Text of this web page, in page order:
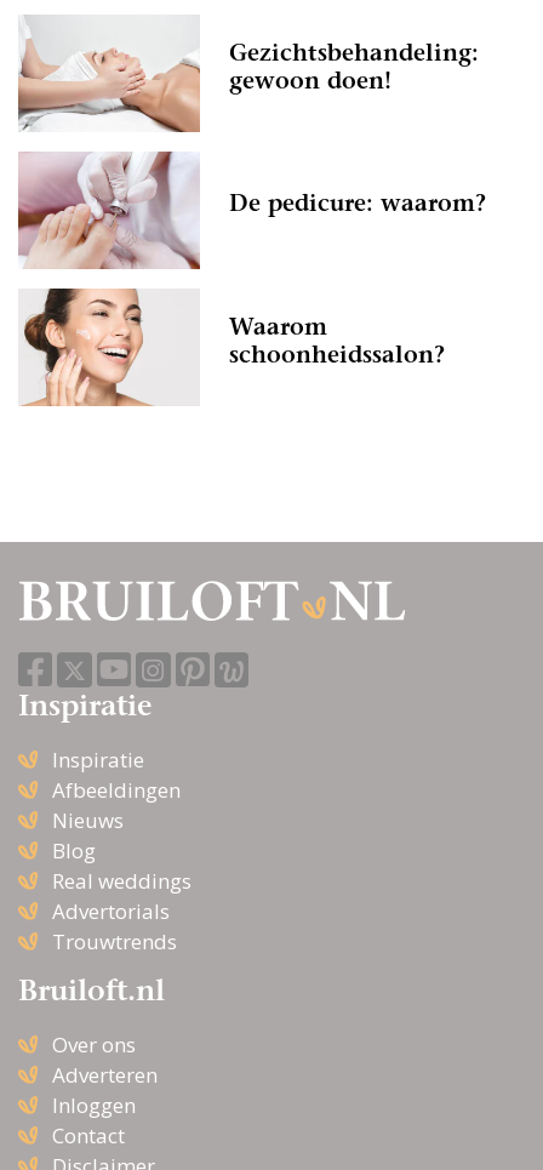
Gezichtsbehandeling:
gewoon doen!
De pedicure: waarom?
Waarom
schoonheidssalon?
Inspiratie
Inspiratie
Afbeeldingen
Nieuws
Blog
Real weddings
Advertorials
Trouwtrends
Bruiloft.nl
Over ons
Adverteren
Inloggen
Contact